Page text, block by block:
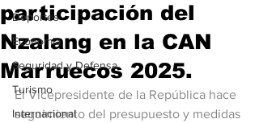
Deportes
Economia
Seguridad y Defensa
Turismo
Internacional
participación del
Nzalang en la CAN
Marruecos 2025.
El Vicepresidente de la República hace
seguimiento del presupuesto y medidas